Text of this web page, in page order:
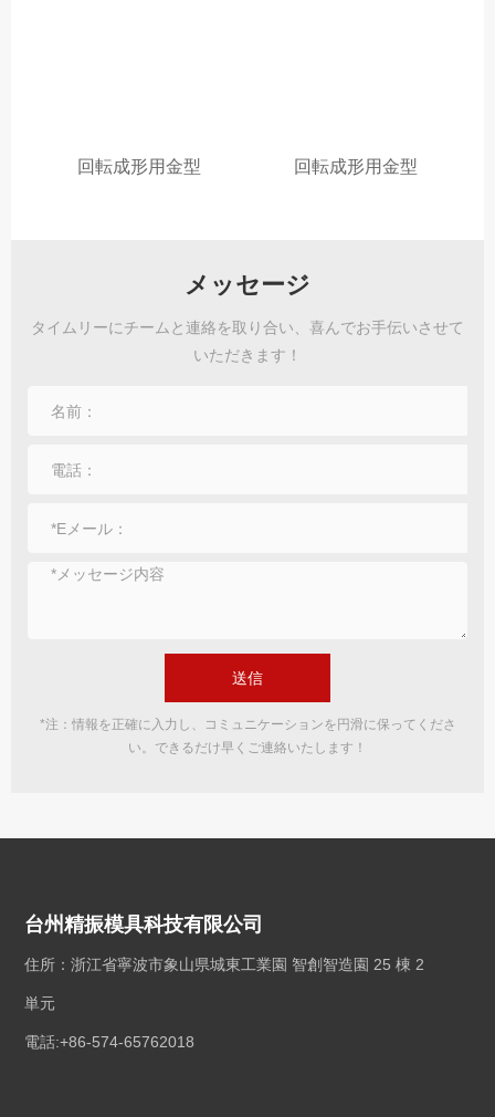
回転成形用金型 回転成形用金型
メッセージ
タイムリーにチームと連絡を取り合い、喜んでお手伝いさせて
いただきます！
送信
*注：情報を正確に入力し、コミュニケーションを円滑に保ってくださ
い。できるだけ早くご連絡いたします！
台州精振模具科技有限公司
住所：浙江省寧波市象山県城東工業園 智創智造園 25 棟 2
単元
電話:+86-574-65762018